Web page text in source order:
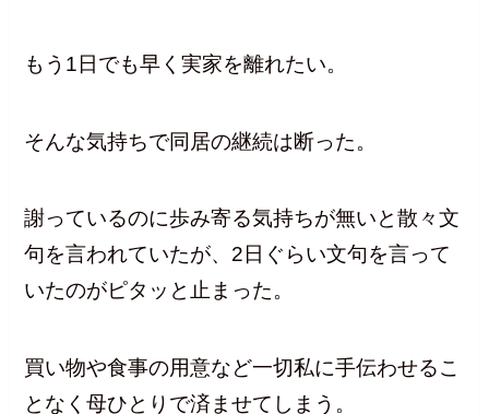
もう1日でも早く実家を離れたい。
そんな気持ちで同居の継続は断った。
謝っているのに歩み寄る気持ちが無いと散々文
句を言われていたが、2日ぐらい文句を言って
いたのがピタッと止まった。
買い物や食事の用意など一切私に手伝わせるこ
となく母ひとりで済ませてしまう。